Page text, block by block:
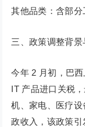
其他品类：含部分
三、政策调整背
今年 2 月初，巴
IT 产品进口关税
机、家电、医疗
政收入，该政策引